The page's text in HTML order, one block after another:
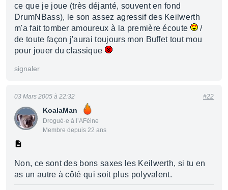
ce que je joue (très déjanté, souvent en fond
DrumNBass), le son assez agressif des Keilwerth
m'a fait tomber amoureux à la première écoute
/
de toute façon j'aurai toujours mon Buffet tout mou
pour jouer du classique
signaler
KoalaMan
Drogué·e à l’AFéine
Membre depuis 22 ans
03 Mars 2005 à 22:32 #22
Non, ce sont des bons saxes les Keilwerth, si tu en
as un autre à côté qui soit plus polyvalent.